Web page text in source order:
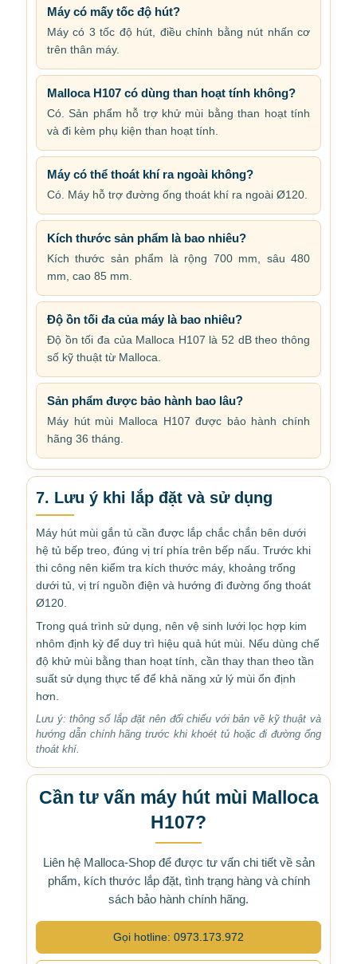
Máy có mấy tốc độ hút?
Máy có 3 tốc độ hút, điều chỉnh bằng nút nhấn cơ
trên thân máy.
Malloca H107 có dùng than hoạt tính không?
Có. Sản phẩm hỗ trợ khử mùi bằng than hoạt tính
và đi kèm phụ kiện than hoạt tính.
Máy có thể thoát khí ra ngoài không?
Có. Máy hỗ trợ đường ống thoát khí ra ngoài Ø120.
Kích thước sản phẩm là bao nhiêu?
Kích thước sản phẩm là rộng 700 mm, sâu 480
mm, cao 85 mm.
Độ ồn tối đa của máy là bao nhiêu?
Độ ồn tối đa của Malloca H107 là 52 dB theo thông
số kỹ thuật từ Malloca.
Sản phẩm được bảo hành bao lâu?
Máy hút mùi Malloca H107 được bảo hành chính
hãng 36 tháng.
7. Lưu ý khi lắp đặt và sử dụng
Máy hút mùi gắn tủ cần được lắp chắc chắn bên dưới
hệ tủ bếp treo, đúng vị trí phía trên bếp nấu. Trước khi
thi công nên kiểm tra kích thước máy, khoảng trống
dưới tủ, vị trí nguồn điện và hướng đi đường ống thoát
Ø120.
Trong quá trình sử dụng, nên vệ sinh lưới lọc hợp kim
nhôm định kỳ để duy trì hiệu quả hút mùi. Nếu dùng chế
độ khử mùi bằng than hoạt tính, cần thay than theo tần
suất sử dụng thực tế để khả năng xử lý mùi ổn định
hơn.
Lưu ý: thông số lắp đặt nên đối chiếu với bản vẽ kỹ thuật và
hướng dẫn chính hãng trước khi khoét tủ hoặc đi đường ống
thoát khí.
Cần tư vấn máy hút mùi Malloca
H107?
Liên hệ Malloca-Shop để được tư vấn chi tiết về sản
phẩm, kích thước lắp đặt, tình trạng hàng và chính
sách bảo hành chính hãng.
Gọi hotline: 0973.173.972